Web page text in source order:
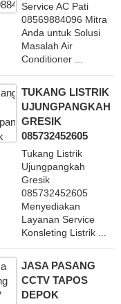
Service AC Pati
08569884096 Mitra
Anda untuk Solusi
Masalah Air
Conditioner ...
TUKANG LISTRIK
UJUNGPANGKAH
GRESIK
085732452605
Tukang Listrik
Ujungpangkah
Gresik
085732452605
Menyediakan
Layanan Service
Konsleting Listrik ...
JASA PASANG
CCTV TAPOS
DEPOK